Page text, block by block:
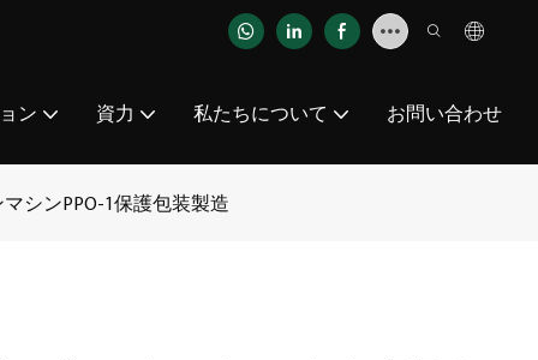
ン 資力 私たちについて お問い合わせ
シンPPO-1保護包装製造